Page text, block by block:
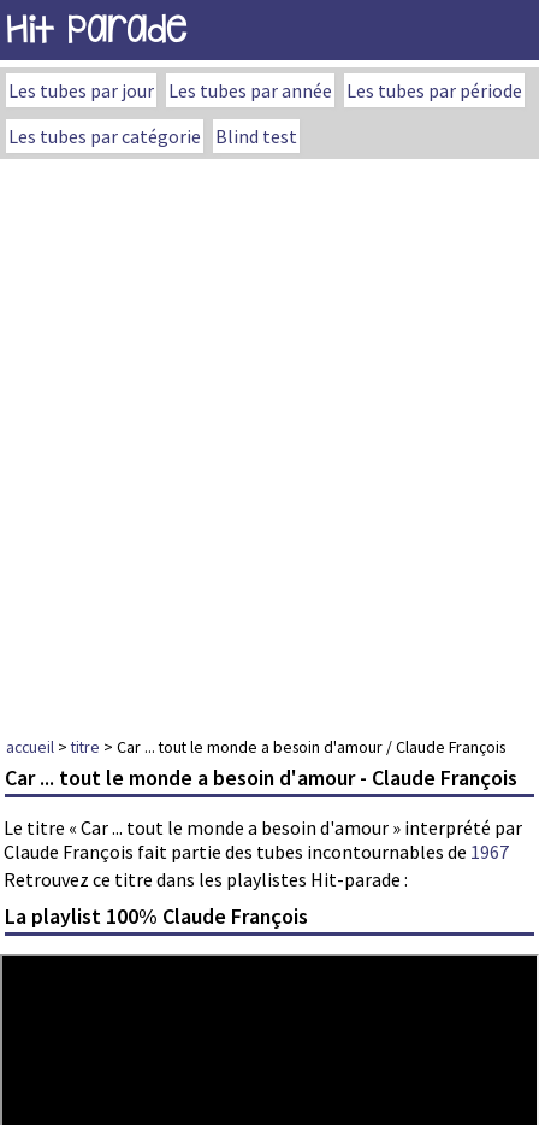
Hit Parade
Les tubes par jour Les tubes par année
Les tubes par période
Les tubes par catégorie
Blind test
accueil >titre > Car ... tout le monde a besoin d'amour / Claude François
Car ... tout le monde a besoin d'amour - Claude François
Le titre « Car ... tout le monde a besoin d'amour » interprété par
Claude François fait partie des tubes incontournables de 1967
Retrouvez ce titre dans les playlistes Hit-parade :
La playlist 100% Claude François